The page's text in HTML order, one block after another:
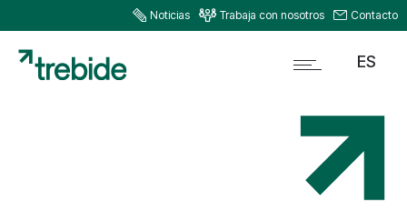
Noticias Trabaja con nosotros Contacto
ES